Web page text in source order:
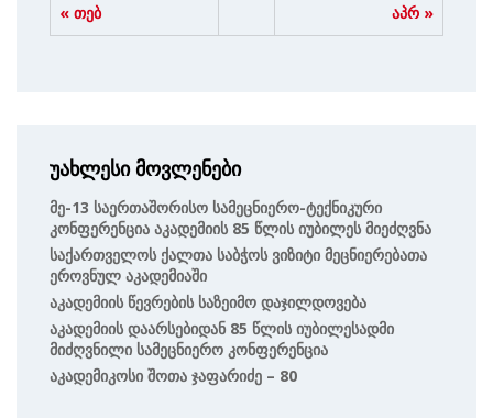
« თებ აპრ »
უახლესი მოვლენები
Მე-13 Საერთაშორისო Სამეცნიერო-Ტექნიკური
Კონფერენცია Აკადემიის 85 Წლის Იუბილეს Მიეძღვნა
Საქართველოს Ქალთა Საბჭოს Ვიზიტი Მეცნიერებათა
Ეროვნულ Აკადემიაში
Აკადემიის Წევრების Საზეიმო Დაჯილდოვება
Აკადემიის Დაარსებიდან 85 Წლის Იუბილესადმი
Მიძღვნილი Სამეცნიერო Კონფერენცია
Აკადემიკოსი Შოთა Ჯაფარიძე – 80